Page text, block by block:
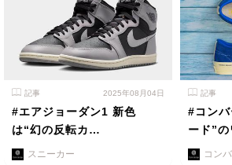
記事 2025年08月04日
#エアジョーダン1 新色
は“幻の反転カ…
スニーカー
記事
#コン
ード”
コン